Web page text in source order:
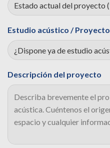
Estudio acústico / Proyecto
Descripción del proyecto